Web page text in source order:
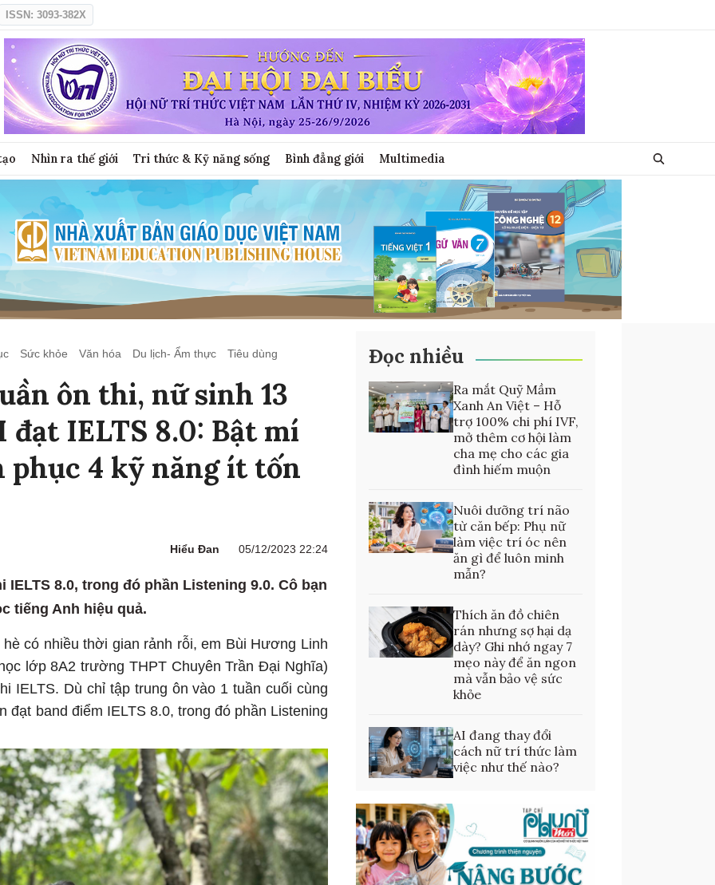
ISSN: 3093-382X
Nhìn ra thế giới Tri thức & Kỹ năng sống Bình đẳng giới Multimedia
Sức khỏe Văn hóa Du lịch- Ẩm thực Tiêu dùng
ôn thi, nữ sinh 13
đạt IELTS 8.0: Bật mí
4 kỹ năng ít tốn
Hiểu Đan 05/12/2023 22:24
IELTS 8.0, trong đó phần Listening 9.0. Cô bạn
tiếng Anh hiệu quả.
có nhiều thời gian rảnh rỗi, em Bùi Hương Linh
lớp 8A2 trường THPT Chuyên Trần Đại Nghĩa)
IELTS. Dù chỉ tập trung ôn vào 1 tuần cuối cùng
đạt band điểm IELTS 8.0, trong đó phần Listening
Đọc nhiều
Ra mắt Quỹ Mầm
Xanh An Việt – Hỗ
trợ 100% chi phí IVF,
mở thêm cơ hội làm
cha mẹ cho các gia
đình hiếm muộn
Nuôi dưỡng trí não
từ căn bếp: Phụ nữ
làm việc trí óc nên
ăn gì để luôn minh
mẫn?
Thích ăn đồ chiên
rán nhưng sợ hại dạ
dày? Ghi nhớ ngay 7
mẹo này để ăn ngon
mà vẫn bảo vệ sức
khỏe
AI đang thay đổi
cách nữ trí thức làm
việc như thế nào?